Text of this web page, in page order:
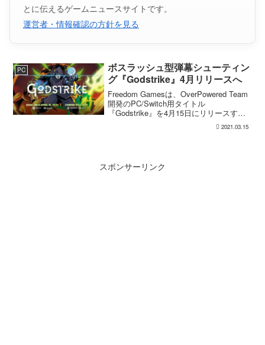
とに伝えるゲームニュースサイトです。
運営者・情報確認の方針を見る
PC
ボスラッシュ型弾幕シューティン
グ『Godstrike』4月リリースへ
Freedom Gamesは、OverPowered Team
開発のPC/Switch用タイトル
『Godstrike』を4月15日にリリースする
と発表しました。秋にはPS/Xboxでもリ
リース予定。本作はボスラッシュ型の弾
2021.03.15
スポンサーリンク